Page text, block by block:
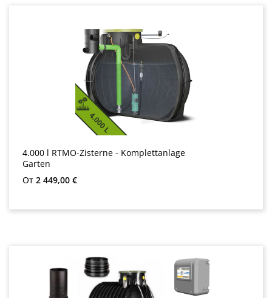
4.000 l RTMO-Zisterne - Komplettanlage
Garten
Редовна цена:
От 2 449,00 €